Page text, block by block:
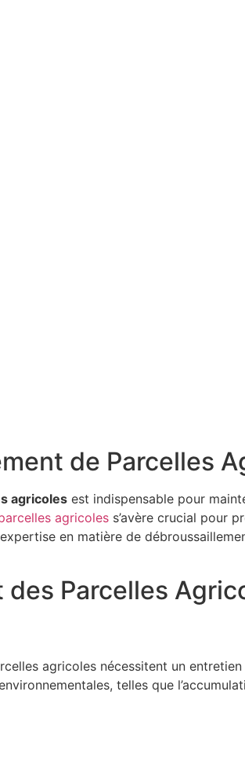
de Parcelles
agricoles est indispensable pour
agricoles s’avère crucial pour
en matière de
des Parcelles
agricoles nécessitent un
telles que